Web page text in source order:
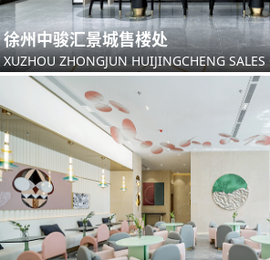
徐州中骏汇景城售楼处
XUZHOU ZHONGJUN HUIJINGCHENG SALES